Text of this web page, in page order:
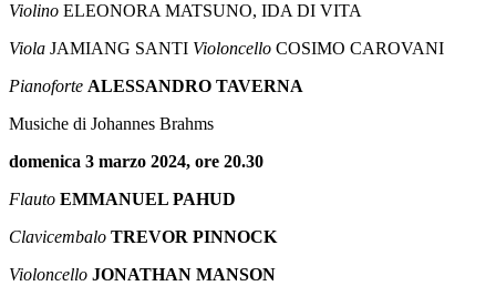
Violino ELEONORA MATSUNO, IDA DI VITA
Viola JAMIANG SANTI Violoncello COSIMO CAROVANI
Pianoforte ALESSANDRO TAVERNA
Musiche di Johannes Brahms
domenica 3 marzo 2024, ore 20.30
Flauto EMMANUEL PAHUD
Clavicembalo TREVOR PINNOCK
Violoncello JONATHAN MANSON